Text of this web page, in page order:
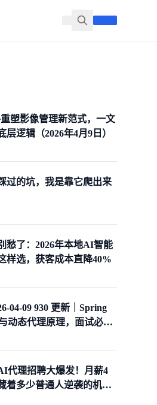
塑影像管理新范式，一文
层逻辑（2026年4月9日）
过的坑，我是靠它爬出来
愁了：2026年本地AI智能
样选，获客成本直降40%
动态代理原理，面试必看
代理招聘大爆发！月薪4
着多少普通人逆袭的机